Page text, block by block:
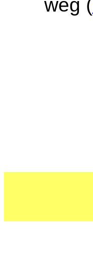
weg (